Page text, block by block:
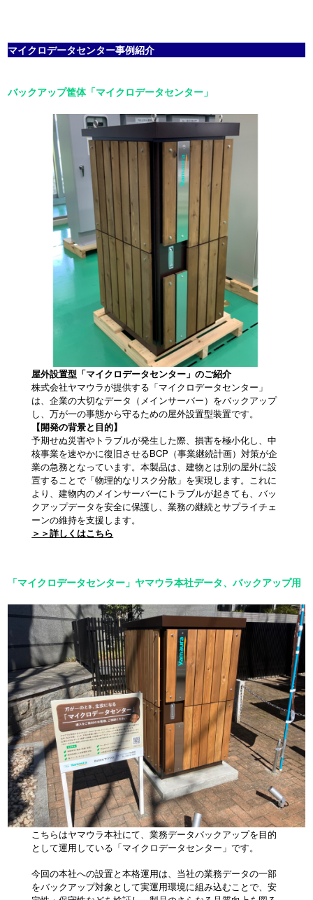
マイクロデータセンター事例紹介
バックアップ筐体「マイクロデータセンター」
屋外設置型「マイクロデータセンター」のご紹介
株式会社ヤマウラが提供する「マイクロデータセンター」
は、企業の大切なデータ（メインサーバー）をバックアップ
し、万が一の事態から守るための屋外設置型装置です。
【開発の背景と目的】
予期せぬ災害やトラブルが発生した際、損害を極小化し、中
核事業を速やかに復旧させるBCP（事業継続計画）対策が企
業の急務となっています。本製品は、建物とは別の屋外に設
置することで「物理的なリスク分散」を実現します。これに
より、建物内のメインサーバーにトラブルが起きても、バッ
クアップデータを安全に保護し、業務の継続とサプライチェ
ーンの維持を支援します。
＞＞詳しくはこちら
「マイクロデータセンター」ヤマウラ本社データ、バックアップ用
こちらはヤマウラ本社にて、業務データバックアップを目的
として運用している「マイクロデータセンター」です。
今回の本社への設置と本格運用は、当社の業務データの一部
をバックアップ対象として実運用環境に組み込むことで、安